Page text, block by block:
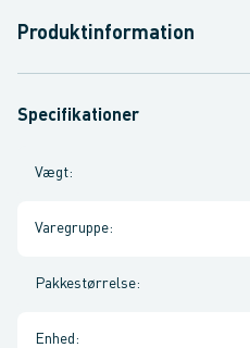
Produktinformation
Specifikationer
Vægt:
Varegruppe:
Pakkestørrelse:
Enhed :